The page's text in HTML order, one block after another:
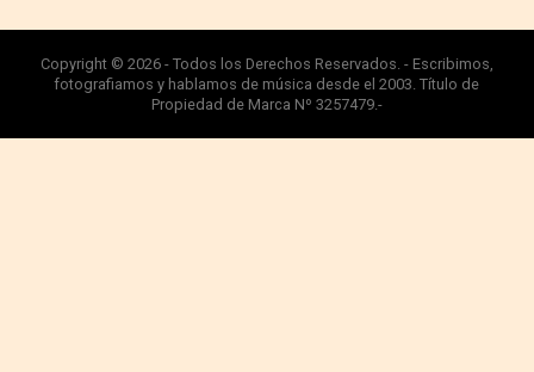
Copyright © 2026 - Todos los Derechos Reservados. - Escribimos,
fotografiamos y hablamos de música desde el 2003. Título de
Propiedad de Marca Nº 3257479.-